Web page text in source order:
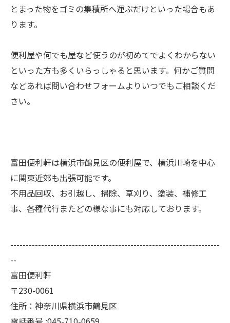
とまった物をゴミの集積所へ運ぶだけといった場合もあ
ります。
便利屋や何でも屋など使うのが初めてでよくわからない
といった方も多くいらっしゃると思います。何かご質問
などあれば問い合わせフォームよりいつでもご相談くだ
さい。
富田便利軒は横浜市鶴見区の便利屋で、横浜川崎を中心
に関東近郊も出張可能です。
不用品回収、お引越し、掃除、草刈り、塗装、補修工
事、各種代行またどの様な事にも対応しております。
--------------------------------------------------------------------
--
富田便利軒
〒230-0061
住所：神奈川県横浜市鶴見区